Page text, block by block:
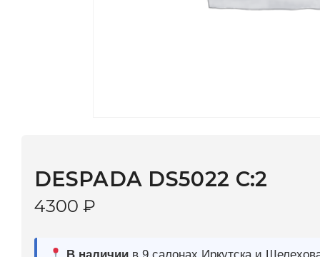
3–5 дней | Промокод — скидка 10%